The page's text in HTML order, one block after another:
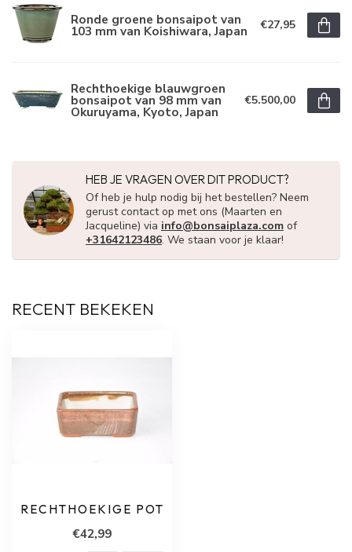
Ronde groene bonsaipot van
103 mm van Koishiwara, Japan €27,95
Rechthoekige blauwgroen
bonsaipot van 98 mm van
Okuruyama, Kyoto, Japan
€5.500,00
HEB JE VRAGEN OVER DIT PRODUCT?
Of heb je hulp nodig bij het bestellen? Neem
gerust contact op met ons (Maarten en
Jacqueline) via info@bonsaiplaza.com of
+31642123486. We staan voor je klaar!
RECENT BEKEKEN
RECHTHOEKIGE POT
€42,99